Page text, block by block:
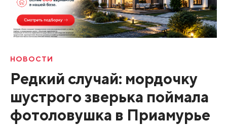
НОВОСТИ
Редкий случай: мордочку
шустрого зверька поймала
фотоловушка в Приамурье